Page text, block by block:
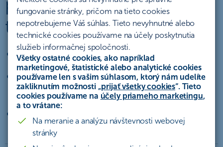
fungovanie stránky, pričom na tieto cookies
nepotrebujeme Váš súhlas. Tieto nevyhnutné alebo
technické cookies používame na účely poskytnutia
služieb informačnej spoločnosti.
Všetky ostatné cookies, ako napríklad
marketingové, štatistické alebo analytické cookies
používame len s vašim súhlasom, ktorý nám udelíte
zakliknutím možnosti „prijať všetky cookies“. Tieto
cookies používame na účely priameho marketingu,
a to vrátane:
Na meranie a analýzu návštevnosti webovej
stránky
trhov
eliminácia kurzového rizika
zabezpečenie rizika negatívneho vývoja
úrokovej sadzby
trhovým trendom